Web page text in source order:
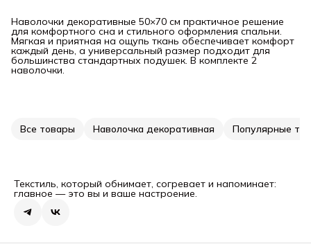
Наволочки декоративные 50×70 см практичное решение
для комфортного сна и стильного оформления спальни.
Мягкая и приятная на ощупь ткань обеспечивает комфорт
каждый день, а универсальный размер подходит для
большинства стандартных подушек. В комплекте 2
наволочки.
Все товары Наволочка декоративная Популярные
Текстиль, который обнимает, согревает и напоминает:
главное — это вы и ваше настроение.